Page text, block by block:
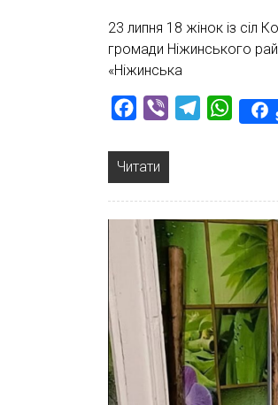
23 липня 18 жінок із сіл
громади Ніжинського
«Ніжинська
Facebook
Viber Telegram
Читати